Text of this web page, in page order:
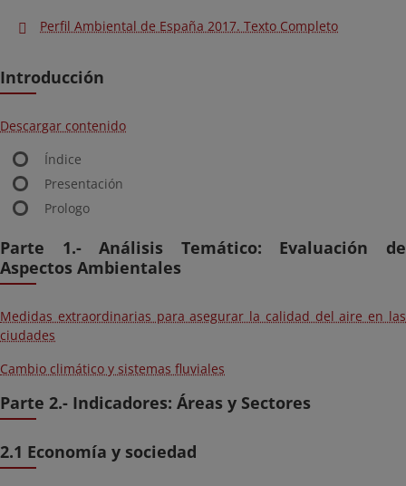
Perfil Ambiental de España 2017. Texto Completo
Introducción
Descargar contenido
Índice
Presentación
Prologo
Parte 1.- Análisis Temático: Evaluación de
Aspectos Ambientales
Medidas extraordinarias para asegurar la calidad del aire en las
ciudades
Cambio climático y sistemas fluviales
Parte 2.- Indicadores: Áreas y Sectores
2.1 Economía y sociedad